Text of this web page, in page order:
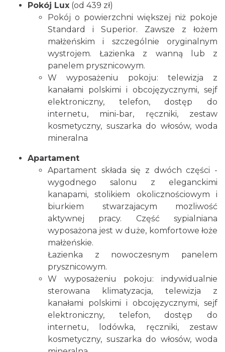
Pokój Lux (od 439 zł)
Pokój o powierzchni większej niż pokoje
Standard i Superior. Zawsze z łożem
małżeńskim i szczególnie oryginalnym
wystrojem. Łazienka z wanną lub z
panelem prysznicowym.
W wyposażeniu pokoju: telewizja z
kanałami polskimi i obcojęzycznymi, sejf
elektroniczny, telefon, dostęp do
internetu, mini-bar, ręczniki, zestaw
kosmetyczny, suszarka do włosów, woda
mineralna
Apartament
Apartament składa się z dwóch części -
wygodnego salonu z eleganckimi
kanapami, stolikiem okolicznościowym i
biurkiem stwarzajacym mozliwość
aktywnej pracy. Część sypialniana
wyposażona jest w duże, komfortowe łoże
małżeńskie.
Łazienka z nowoczesnym panelem
prysznicowym.
W wyposażeniu pokoju: indywidualnie
sterowana klimatyzacja, telewizja z
kanałami polskimi i obcojęzycznymi, sejf
elektroniczny, telefon, dostęp do
internetu, lodówka, ręczniki, zestaw
kosmetyczny, suszarka do włosów, woda